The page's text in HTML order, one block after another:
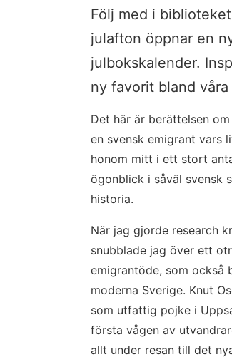
Följ med i
julafton öppnar en
julbokskalender.
ny favorit bland
Det här är berättelsen
en svensk emigrant vars
honom mitt i ett stort
ögonblick i såväl svensk
historia.
När jag gjorde research
snubblade jag över ett
emigrantöde, som också
moderna Sverige. Knut
som utfattig pojke i
första vågen av
allt under resan till det